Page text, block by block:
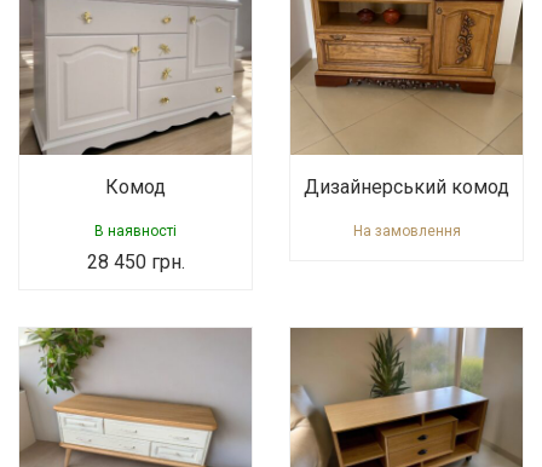
Комод
28 450 грн.
В наявності
Дизайнерський комод
На замовлення